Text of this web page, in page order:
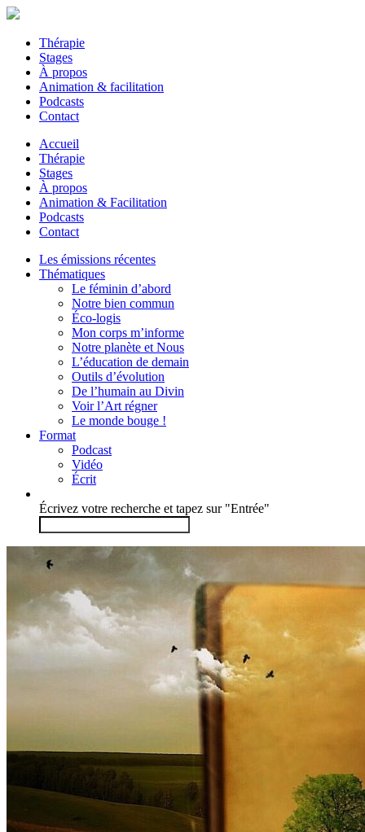
Thérapie
Stages
À propos
Animation & facilitation
Podcasts
Contact
Accueil
Thérapie
Stages
À propos
Animation & Facilitation
Podcasts
Contact
Les émissions récentes
Thématiques
Le féminin d’abord
Notre bien commun
Éco-logis
Mon corps m’informe
Notre planète et Nous
L’éducation de demain
Outils d’évolution
De l’humain au Divin
Voir l’Art régner
Le monde bouge !
Format
Podcast
Vidéo
Écrit
Écrivez votre recherche et tapez sur "Entrée"